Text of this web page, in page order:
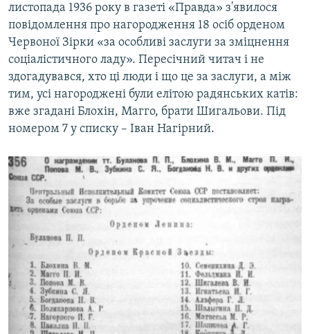
листопада 1936 року в газеті «Правда» з'явилося
повідомлення про нагородження 18 осіб орденом
Червоної Зірки «за особливі заслуги за зміцнення
соціалістичного ладу». Пересічний читач і не
здогадувався, хто ці люди і що це за заслуги, а між
тим, усі нагороджені були елітою радянських катів:
вже згадані Блохін, Магго, брати Шигальови. Під
номером 7 у списку – Іван Нагірний.